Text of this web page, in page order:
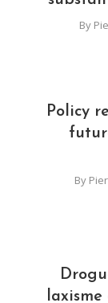
By
Policy
By